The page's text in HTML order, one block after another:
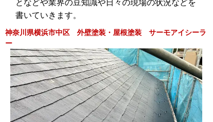
となどや業界の豆知識や日々の現場の状況などを
書いていきます。
神奈川県横浜市中区 外壁塗装・屋根塗装 サーモアイシーラ
ー